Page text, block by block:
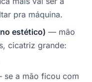
pra máquina.
estético) — mão
cicatriz grande:
a mão ficou com